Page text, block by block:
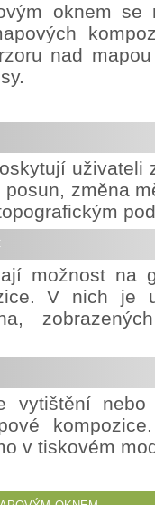
oknem se
nad
uživateli
změna
možnost na
V nich je
vytištění
v tiskovém